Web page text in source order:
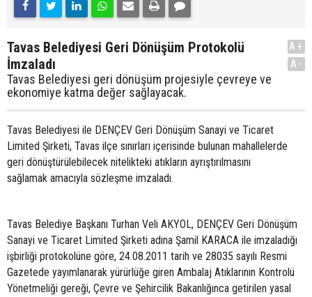
Tavas Belediyesi Geri Dönüşüm Protokolü
İmzaladı
Tavas Belediyesi geri dönüşüm projesiyle çevreye ve
ekonomiye katma değer sağlayacak.
A+
A-
Tavas Belediyesi ile DENÇEV Geri Dönüşüm Sanayi ve Ticaret
Limited Şirketi, Tavas ilçe sınırları içerisinde bulunan mahallelerde
geri dönüştürülebilecek nitelikteki atıkların ayrıştırılmasını
sağlamak amacıyla sözleşme imzaladı.
Tavas Belediye Başkanı Turhan Veli AKYOL, DENÇEV Geri Dönüşüm
Sanayi ve Ticaret Limited Şirketi adına Şamil KARACA ile imzaladığı
işbirliği protokolüne göre, 24.08.2011 tarih ve 28035 sayılı Resmi
Gazetede yayımlanarak yürürlüğe giren Ambalaj Atıklarının Kontrolü
Yönetmeliği gereği, Çevre ve Şehircilik Bakanlığınca getirilen yasal